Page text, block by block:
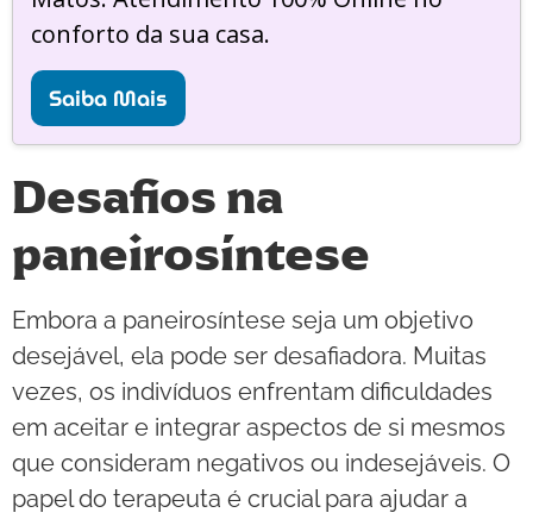
conforto da sua casa.
Saiba Mais
Desafios na
paneirosíntese
Embora a paneirosíntese seja um objetivo
desejável, ela pode ser desafiadora. Muitas
vezes, os indivíduos enfrentam dificuldades
em aceitar e integrar aspectos de si mesmos
que consideram negativos ou indesejáveis. O
papel do terapeuta é crucial para ajudar a